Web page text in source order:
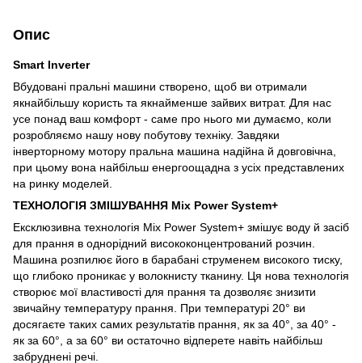
Опис
Smart Inverter
Вбудовані пральні машини створено, щоб ви отримали
якнайбільшу користь та якнайменше зайвих витрат. Для нас
усе понад ваш комфорт - саме про нього ми думаємо, коли
розробляємо нашу нову побутову техніку. Завдяки
інверторному мотору пральна машина надійна й довговічна,
при цьому вона найбільш енергоощадна з усіх представлених
на ринку моделей.
ТЕХНОЛОГІЯ ЗМІШУВАННЯ Mix Power System+
Ексклюзивна технологія Mix Power System+ змішує воду й засіб
для прання в однорідний висококонцентрований розчин.
Машина розпилює його в барабані струменем високого тиску,
що глибоко проникає у волокнисту тканину. Ця нова технологія
створює мої властивості для прання та дозволяє знизити
звичайну температуру прання. При температурі 20° ви
досягаєте таких самих результатів прання, як за 40°, за 40° -
як за 60°, а за 60° ви остаточно відперете навіть найбільш
забруднені речі.